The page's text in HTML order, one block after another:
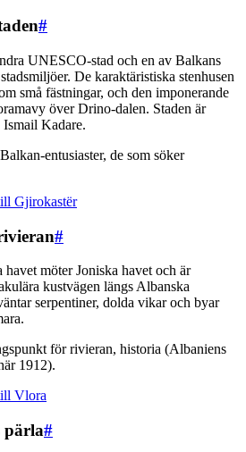
#
UNESCO-stad och en av Balkans
De karaktäristiska stenhusen
små fästningar, och den imponerande
över Drino-dalen. Staden är
Kadare.
entusiaster, de som söker
Gjirokastër
#
möter Joniska havet och är
kustvägen längs Albanska
serpentiner, dolda vikar och byar
för rivieran, historia (Albaniens
1912).
Vlora
#